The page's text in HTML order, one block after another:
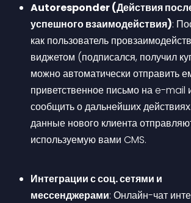
Autoresponder (Действия
успешного взаимодействия):
как пользователь
виджетом (подписался, получил
можно автоматически отправить
приветственное письмо на e-mail
сообщить о дальнейших
данные нового клиента
используемую вами CMS.
Интеграции с соц. сетями и
мессенджерами: Онлайн-чат